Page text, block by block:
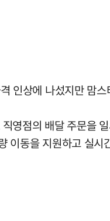
인상에 나섰지만 맘
영점의 배달 주문을
이동을 지원하고 실시